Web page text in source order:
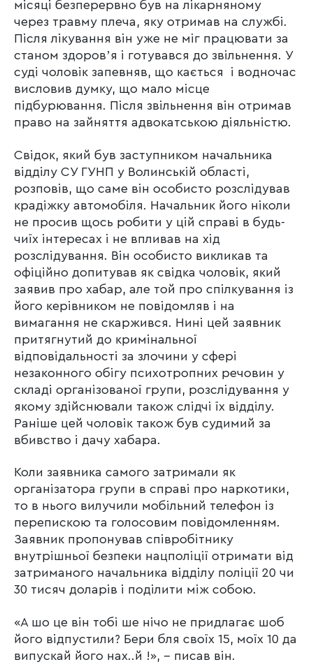
місяці безперервно був на лікарняному
через травму плеча, яку отримав на службі.
Після лікування він уже не міг працювати за
станом здоровʼя і готувався до звільнення. У
суді чоловік запевняв, що кається і водночас
висловив думку, що мало місце
підбурювання. Після звільнення він отримав
право на зайняття адвокатською діяльністю.
Свідок, який був заступником начальника
відділу СУ ГУНП у Волинській області,
розповів, що саме він особисто розслідував
крадіжку автомобіля. Начальник його ніколи
не просив щось робити у цій справі в будь-
чиїх інтересах і не впливав на хід
розслідування. Він особисто викликав та
офіційно допитував як свідка чоловік, який
заявив про хабар, але той про спілкування із
його керівником не повідомляв і на
вимагання не скаржився. Нині цей заявник
притягнутий до кримінальної
відповідальності за злочини у сфері
незаконного обігу психотропних речовин у
складі організованої групи, розслідування у
якому здійснювали також слідчі їх відділу.
Раніше цей чоловік також був судимий за
вбивство і дачу хабара.
Коли заявника самого затримали як
організатора групи в справі про наркотики,
то в нього вилучили мобільний телефон із
перепискою та голосовим повідомленням.
Заявник пропонував співробітнику
внутрішньої безпеки нацполіції отримати від
затриманого начальника відділу поліції 20 чи
30 тисяч доларів і поділити між собою.
«А шо це він тобі ше нічо не придлагає шоб
його відпустили? Бери бля своїх 15, моїх 10 да
випускай його нах..й !», – писав він.